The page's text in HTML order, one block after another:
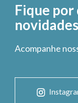
Fique por
Acompanhe